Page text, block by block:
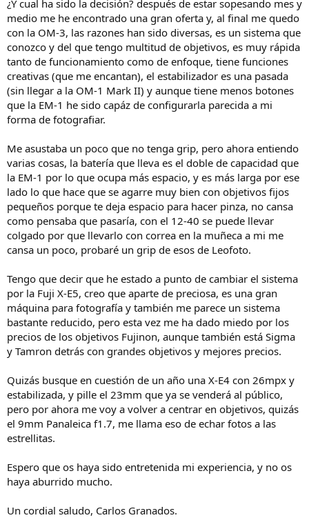
¿Y cual ha sido la decisión? después de estar sopesando mes y
medio me he encontrado una gran oferta y, al final me quedo
con la OM-3, las razones han sido diversas, es un sistema que
conozco y del que tengo multitud de objetivos, es muy rápida
tanto de funcionamiento como de enfoque, tiene funciones
creativas (que me encantan), el estabilizador es una pasada
(sin llegar a la OM-1 Mark II) y aunque tiene menos botones
que la EM-1 he sido capáz de configurarla parecida a mi
forma de fotografiar.
Me asustaba un poco que no tenga grip, pero ahora entiendo
varias cosas, la batería que lleva es el doble de capacidad que
la EM-1 por lo que ocupa más espacio, y es más larga por ese
lado lo que hace que se agarre muy bien con objetivos fijos
pequeños porque te deja espacio para hacer pinza, no cansa
como pensaba que pasaría, con el 12-40 se puede llevar
colgado por que llevarlo con correa en la muñeca a mi me
cansa un poco, probaré un grip de esos de Leofoto.
Tengo que decir que he estado a punto de cambiar el sistema
por la Fuji X-E5, creo que aparte de preciosa, es una gran
máquina para fotografía y también me parece un sistema
bastante reducido, pero esta vez me ha dado miedo por los
precios de los objetivos Fujinon, aunque también está Sigma
y Tamron detrás con grandes objetivos y mejores precios.
Quizás busque en cuestión de un año una X-E4 con 26mpx y
estabilizada, y pille el 23mm que ya se venderá al público,
pero por ahora me voy a volver a centrar en objetivos, quizás
el 9mm Panaleica f1.7, me llama eso de echar fotos a las
estrellitas.
Espero que os haya sido entretenida mi experiencia, y no os
haya aburrido mucho.
Un cordial saludo, Carlos Granados.